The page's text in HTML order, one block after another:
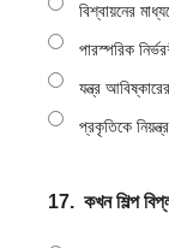
বিশ্বায়নের
পারস্পরিক
যন্ত্র
প্রকৃতিকে
17. কখন শিল্প